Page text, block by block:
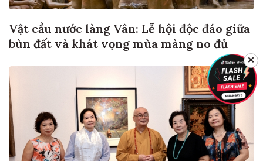
Vật cầu nước làng Vân: Lễ hội độc đáo giữa
bùn đất và khát vọng mùa màng no đủ
✕